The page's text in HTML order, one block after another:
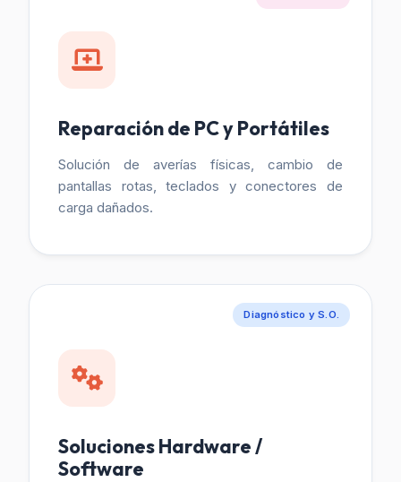
Reparación de PC y Portátiles
Solución de averías físicas, cambio de
pantallas rotas, teclados y conectores de
carga dañados.
Diagnóstico y S.O.
Soluciones Hardware /
Software